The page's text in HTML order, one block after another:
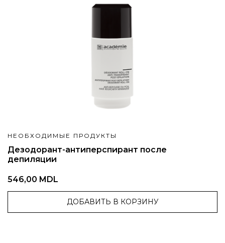
НЕОБХОДИМЫЕ ПРОДУКТЫ
Дезодорант-антиперспирант после
депиляции
546,00 MDL
ДОБАВИТЬ В КОРЗИНУ